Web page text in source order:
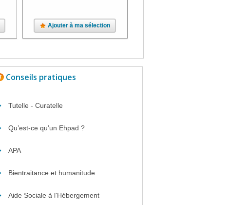
Ajouter à ma sélection
Conseils pratiques
Tutelle - Curatelle
Qu’est-ce qu’un Ehpad ?
APA
Bientraitance et humanitude
Aide Sociale à l'Hébergement